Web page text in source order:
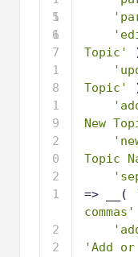
5
1
6
1
7
1
8
1
9
2
0
2
1
2
2
Topic'
Topic'
New
Topic
=> __(
commas'
'Add